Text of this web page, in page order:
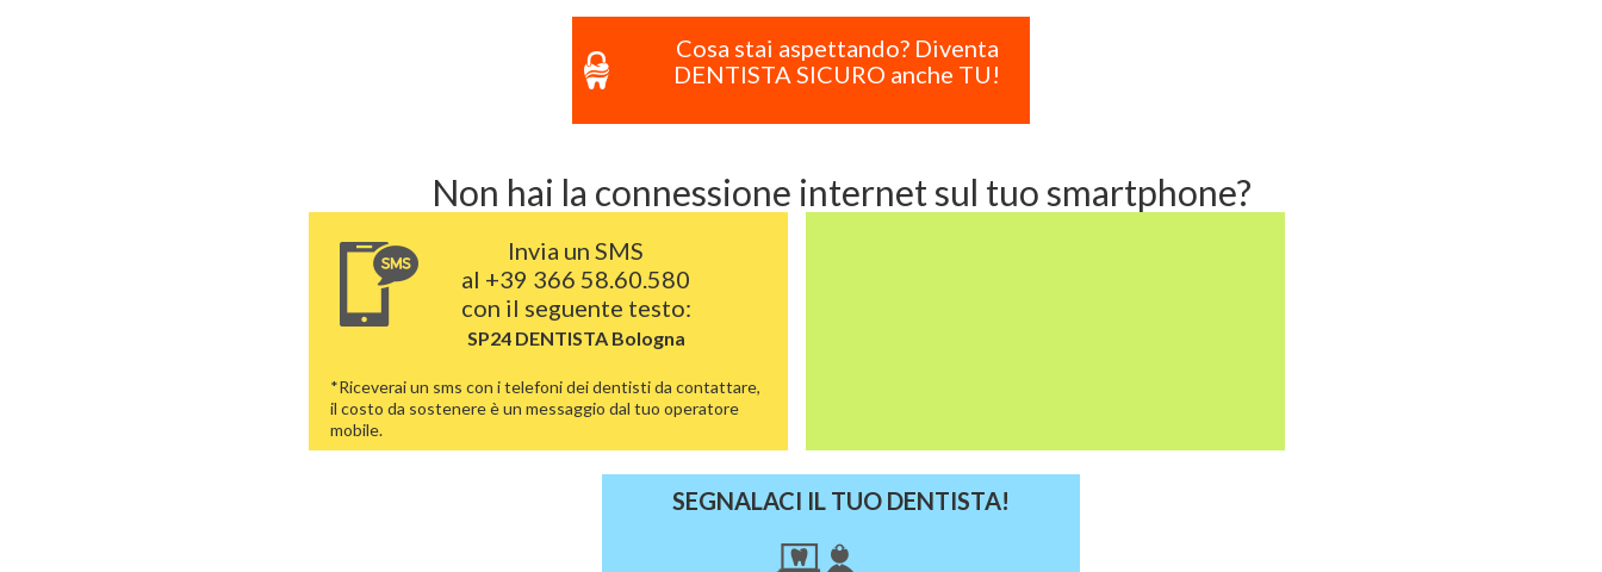
Cosa stai aspettando? Diventa
DENTISTA SICURO anche TU!
Non hai la connessione internet sul tuo smartphone?
Invia un SMS
al +39 366 58.60.580
con il seguente testo:
SP24 DENTISTA Bologna
*Riceverai un sms con i telefoni dei dentisti da contattare,
il costo da sostenere è un messaggio dal tuo operatore
mobile.
SEGNALACI IL TUO DENTISTA!